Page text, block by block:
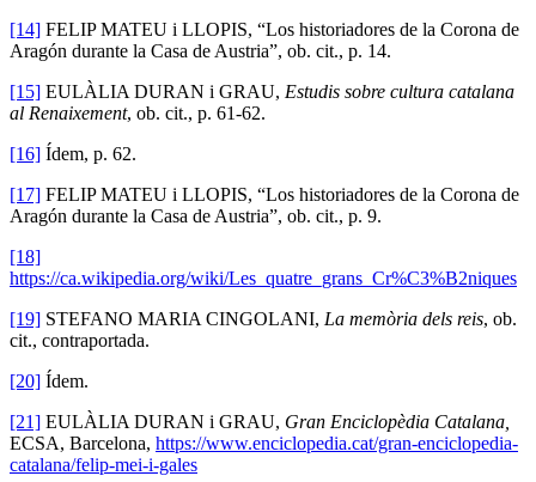
[14] FELIP MATEU i LLOPIS, “Los historiadores de la Corona de
Aragón durante la Casa de Austria”, ob. cit., p. 14.
[15] EULÀLIA DURAN i GRAU, Estudis sobre cultura catalana
al Renaixement, ob. cit., p. 61-62.
[16] Ídem, p. 62.
[17] FELIP MATEU i LLOPIS, “Los historiadores de la Corona de
Aragón durante la Casa de Austria”, ob. cit., p. 9.
[18]
https://ca.wikipedia.org/wiki/Les_quatre_grans_Cr%C3%B2niques
[19] STEFANO MARIA CINGOLANI, La memòria dels reis, ob.
cit., contraportada.
[20] Ídem.
[21] EULÀLIA DURAN i GRAU, Gran Enciclopèdia Catalana,
ECSA, Barcelona, https://www.enciclopedia.cat/gran-enciclopedia-
catalana/felip-mei-i-gales